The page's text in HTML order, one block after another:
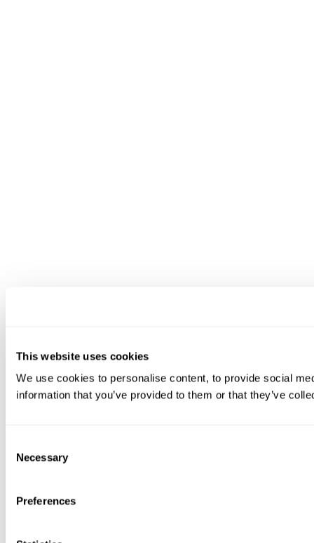
This website uses cookies
We use cookies to personalise content, to provide social
information that you’ve provided to them or that they’ve
Selection
Necessary
Preferences